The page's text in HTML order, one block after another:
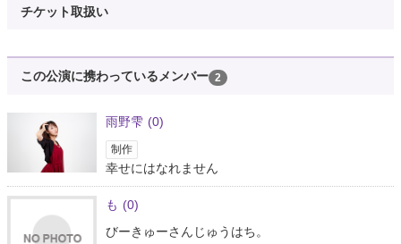
チケット取扱い
この公演に携わっているメンバー 2
雨野雫 (0)
制作
幸せにはなれません
も (0)
びーきゅーさんじゅうはち。